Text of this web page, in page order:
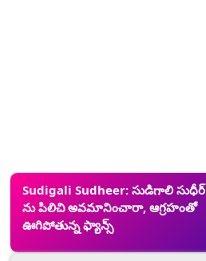
Sudigali Sudheer: సుడిగాలి సుధీర్
ను పిలిచి అవమానించారా, ఆగ్రహంతో
ఊగిపోతున్న ఫ్యాన్స్